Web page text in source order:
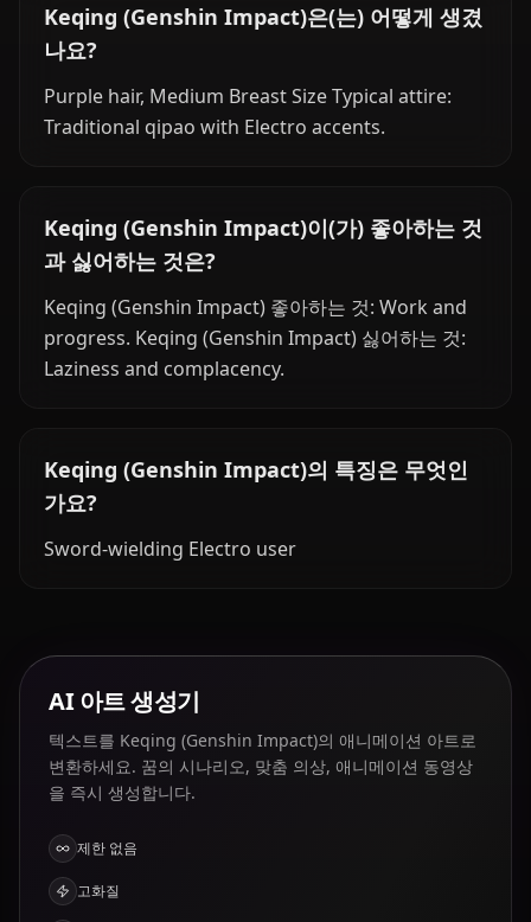
Keqing (Genshin Impact)은(는) 어떻게 생겼
나요?
Purple hair, Medium Breast Size Typical attire:
Traditional qipao with Electro accents.
Keqing (Genshin Impact)이(가) 좋아하는 것
과 싫어하는 것은?
Keqing (Genshin Impact) 좋아하는 것: Work and
progress. Keqing (Genshin Impact) 싫어하는 것:
Laziness and complacency.
Keqing (Genshin Impact)의 특징은 무엇인
가요?
Sword-wielding Electro user
AI 아트 생성기
텍스트를 Keqing (Genshin Impact)의 애니메이션 아트로
변환하세요. 꿈의 시나리오, 맞춤 의상, 애니메이션 동영상
을 즉시 생성합니다.
제한 없음
고화질